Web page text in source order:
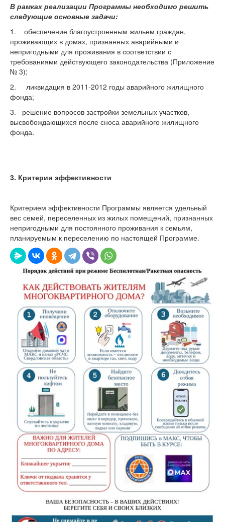
В рамках реализации Программы необходимо решить
следующие основные задачи:
1. обеспечение благоустроенным жильем граждан,
проживающих в домах, признанных аварийными и
непригодными для проживания в соответствии с
требованиями действующего законодательства (Приложение
№ 3);
2. ликвидация в 2011-2012 годы аварийного жилищного
фонда;
3. решение вопросов застройки земельных участков,
высвобождающихся после сноса аварийного жилищного
фонда.
3. Критерии эффективности
Критерием эффективности Программы является удельный
вес семей, переселенных из жилых помещений, признанных
непригодными для постоянного проживания к семьям,
планируемым к переселению по настоящей Программе.